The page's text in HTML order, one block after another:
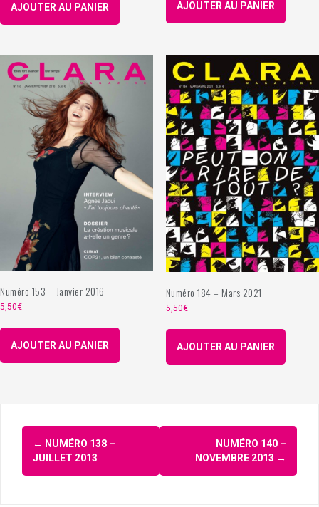
AJOUTER AU PANIER AJOUTER AU PANIER
Numéro 153 – Janvier 2016
5,50€
AJOUTER AU PANIER
Numéro 184 – Mars 2021
5,50€
AJOUTER AU PANIER
Navigation
d'article
← NUMÉRO 138 –
JUILLET 2013
NUMÉRO 140 –
NOVEMBRE 2013 →